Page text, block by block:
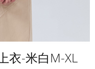
衣-米白M-XL